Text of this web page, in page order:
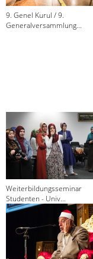
9. Genel Kurul / 9.
Generalversammlung...
Weiterbildungsseminar
Studenten - Univ...